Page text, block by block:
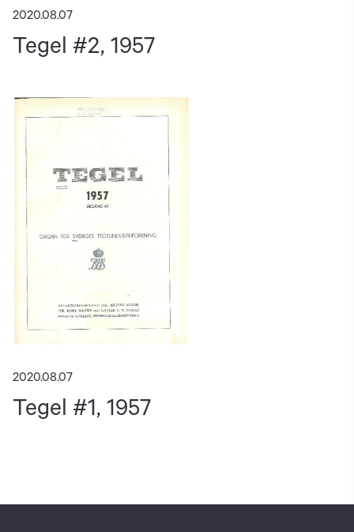
2020.08.07
Tegel #2, 1957
2020.08.07
Tegel #1, 1957